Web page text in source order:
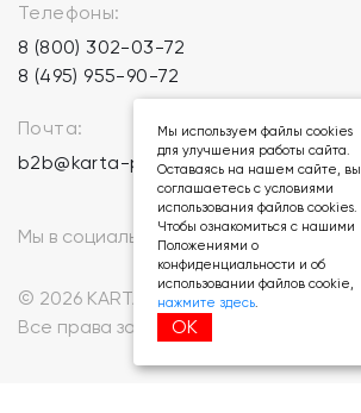
Телефоны:
8 (800) 302-03-72
8 (495) 955-90-72
Почта:
b2b@karta-podarkov.ru
© 2026 KARTA-PODARKOV.RU.
Все права защищены.
Мы в социальных сетях:
Мы используем файлы cookies
для улучшения работы сайта.
Оставаясь на нашем сайте, вы
соглашаетесь с условиями
использования файлов cookies.
Чтобы ознакомиться с нашими
Положениями о
конфиденциальности и об
использовании файлов cookie,
нажмите здесь.
ОК